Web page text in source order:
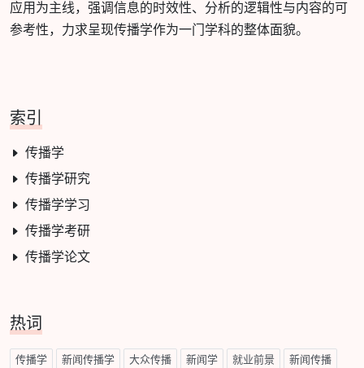
应用为主线，强调信息的时效性、分析的逻辑性与内容的可
参考性，力求呈现传播学作为一门学科的整体面貌。
索引
传播学
传播学研究
传播学学习
传播学考研
传播学论文
热词
传播学 新闻传播学 大众传播 新闻学 就业前景 新闻传播